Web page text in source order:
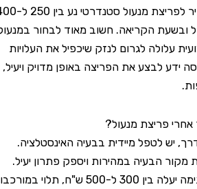
לטפל בבעיה בהקדם. המחיר לפריצת מנעול סטנדרטי נע בין 250 ל-400
הקריאה. חשוב מאוד לבחור במנעולן
לגרום לנזק שיכפיל את העלויות
את הפריצה באופן מדויק ויעיל,
פריצת מנעול?
מיידית בבעיה האינסטלציה.
הבעיה במהירות ויספק פתרון יעיל.
טיפול בסיסי כמו פתיחת סתימה יעלה בין 300 ל-500 ש"ח, תלוי במורכבות